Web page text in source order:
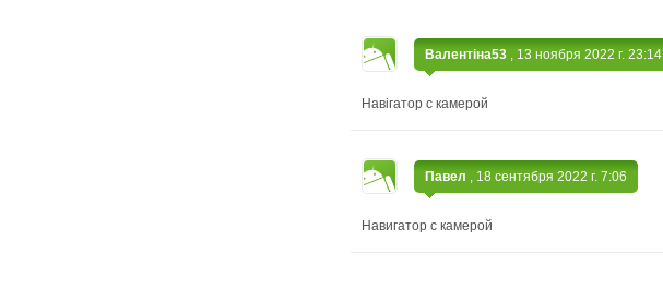
Валентіна53 , 13 ноября 2022 г. 23:14
Навігатор с камерой
Павел , 18 сентября 2022 г. 7:06
Навигатор с камерой